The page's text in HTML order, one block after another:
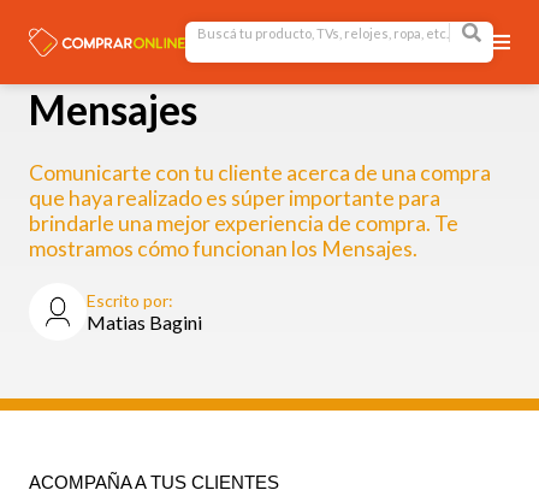
Mensajes
Comunicarte con tu cliente acerca de una compra
que haya realizado es súper importante para
brindarle una mejor experiencia de compra. Te
mostramos cómo funcionan los Mensajes.
Escrito por:
Matias Bagini
ACOMPAÑA A TUS CLIENTES